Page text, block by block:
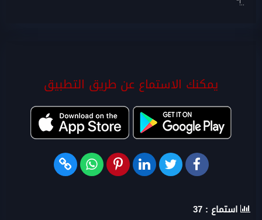
يمكنك الاستماع عن طريق التطبيق
استماع : 37